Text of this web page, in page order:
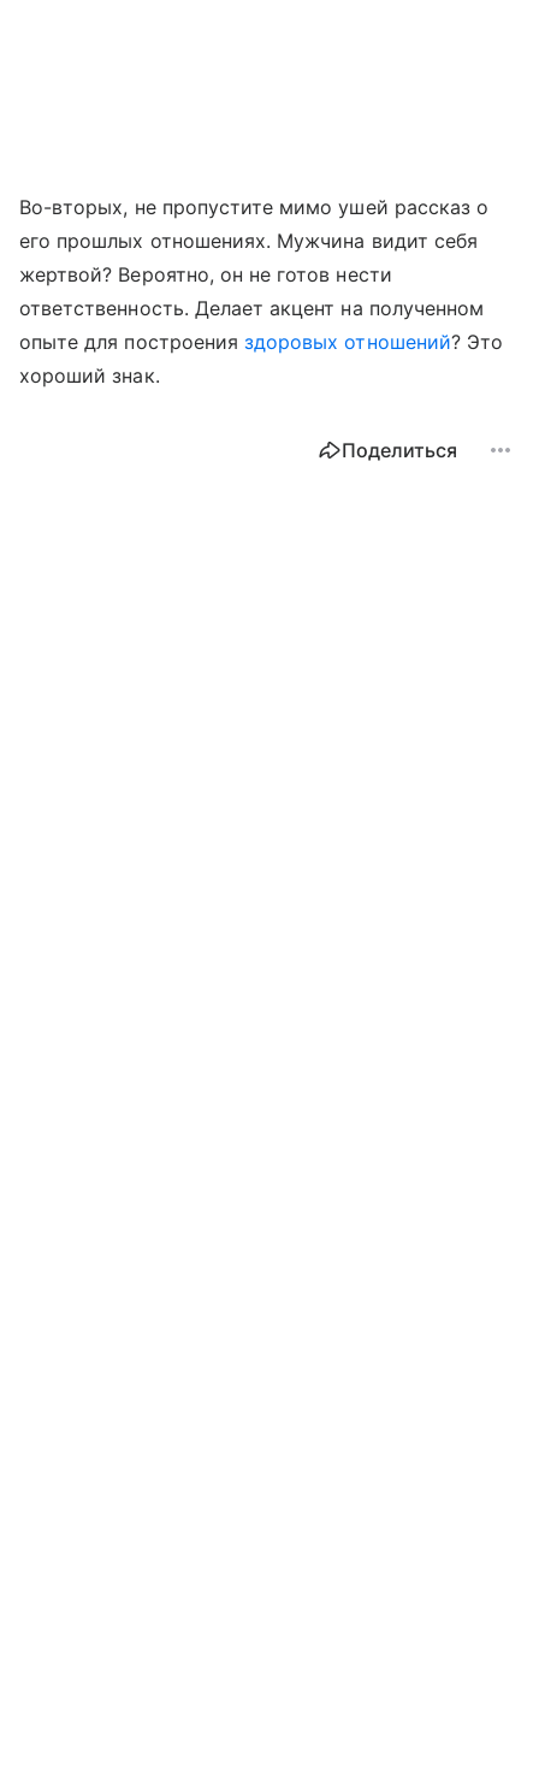
Во-вторых, не пропустите мимо ушей рассказ о
его прошлых отношениях. Мужчина видит себя
жертвой? Вероятно, он не готов нести
ответственность. Делает акцент на полученном
опыте для построенияздоровых отношений? Это
хороший знак.
Поделиться